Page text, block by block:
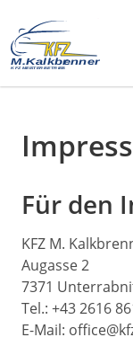
Für den
KFZ M.
Augasse 2
7371
Tel.: +43 2616
E-Mail: